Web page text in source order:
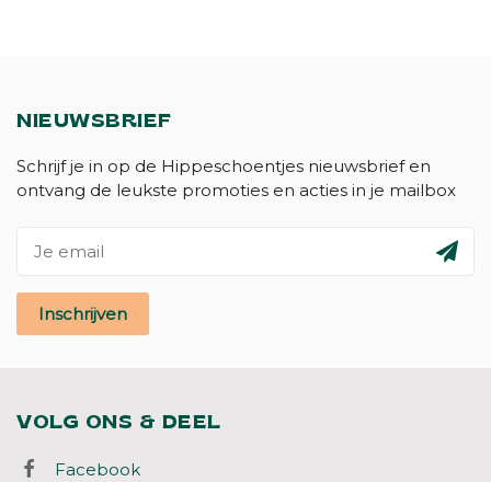
NIEUWSBRIEF
Schrijf je in op de Hippeschoentjes nieuwsbrief en
ontvang de leukste promoties en acties in je mailbox
Inschrijven
VOLG ONS & DEEL
Facebook